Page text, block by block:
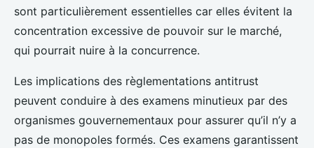
sont particulièrement essentielles car elles évitent la
concentration excessive de pouvoir sur le marché,
qui pourrait nuire à la concurrence.
Les implications des règlementations antitrust
peuvent conduire à des examens minutieux par des
organismes gouvernementaux pour assurer qu’il n’y a
pas de monopoles formés. Ces examens garantissent